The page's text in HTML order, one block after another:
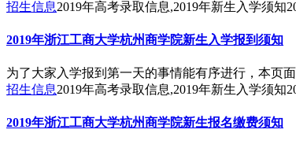
招生信息2019年高考录取信息,2019年新生入学须知
2019年浙江工商大学杭州商学院新生入学报到须知
为了大家入学报到第一天的事情能有序进行，本页
招生信息2019年高考录取信息,2019年新生入学须知
2019年浙江工商大学杭州商学院新生报名缴费须知